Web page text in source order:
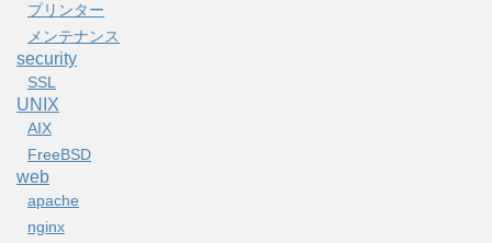
プリンター
メンテナンス
security
SSL
UNIX
AIX
FreeBSD
web
apache
nginx